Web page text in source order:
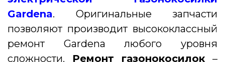
Gardena. Оригинальные запчасти
позволяют производит высококлассный
ремонт Gardena любого уровня
сложности. Ремонт газонокосилок –